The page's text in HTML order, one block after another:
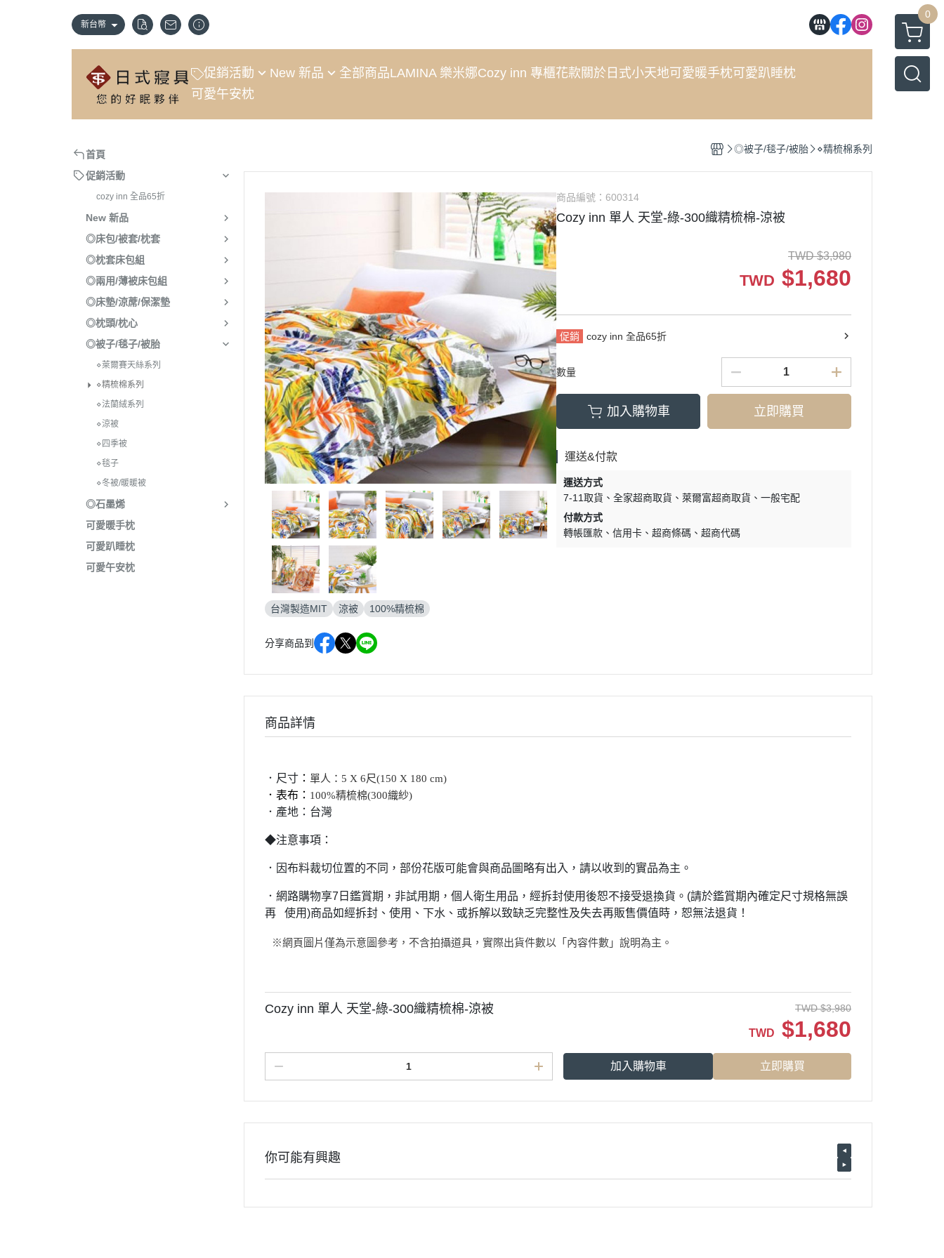
新台幣
0
促銷活動
cozy inn 全品65折
New 新品
新款上市
全部商品LAMINA 樂米娜Cozy inn 專櫃花款 關於 日式小天地可愛暖手枕可愛趴睡枕
可愛午安枕
首頁
促銷活動
cozy inn 全品65折
New 新品
◎床包/被套/枕套
◎枕套床包組
◎兩用/薄被床包組
◎床墊/涼蓆/保潔墊
◎枕頭/枕心
◎被子/毯子/被胎
⋄萊爾賽天絲系列
⋄精梳棉系列
⋄法蘭絨系列
⋄涼被
⋄四季被
⋄毯子
⋄冬被/暖暖被
◎石墨烯
可愛暖手枕
可愛趴睡枕
可愛午安枕
◎被子/毯子/被胎 ⋄精梳棉系列
台灣製造MIT 涼被 100%精梳棉
分享商品到
商品編號： 600314
Cozy inn 單人 天堂-綠-300織精梳棉-涼被
TWD $3,980
TWD $1,680
促銷 cozy inn 全品65折
數量
加入購物車 立即購買
運送&付款
運送方式
7-11取貨
全家超商取貨 萊爾富超商取貨
一般宅配
付款方式
轉帳匯款
信用卡 超商條碼 超商代碼
商品詳情
．尺寸 ： 單人：5 X 6尺(150 X 180 cm)
．表布： 100%精梳棉(300織紗)
．產地：台灣
◆注意事項：
．因布料裁切位置的不同，部份花版可能會與商品圖略有出入，請以收到的實品為主。
．網路購物享7日鑑賞期，非試用期，個人衛生用品，經拆封使用後恕不接受退換貨。(請於鑑賞期內確定尺寸規格無誤
再 使用)商品如經拆封、使用、下水、或拆解以致缺乏完整性及失去再販售價值時，恕無法退貨！
※網頁圖片僅為示意圖參考，不含拍攝道具，實際出貨件數以「內容件數」說明為主。
Cozy inn 單人 天堂-綠-300織精梳棉-涼被 TWD $3,980
TWD $1,680
加入購物車 立即購買
你可能有興趣